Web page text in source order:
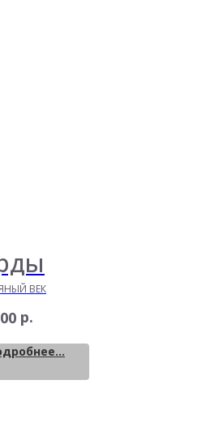
ВЕК
р.